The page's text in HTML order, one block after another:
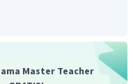
reaksi yang
energi kimia secara
Master Teacher